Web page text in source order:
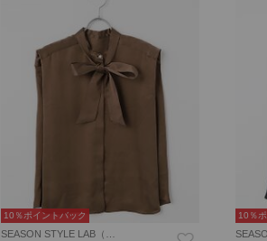
10％ポイントバック
SEASON STYLE LAB（…
10％